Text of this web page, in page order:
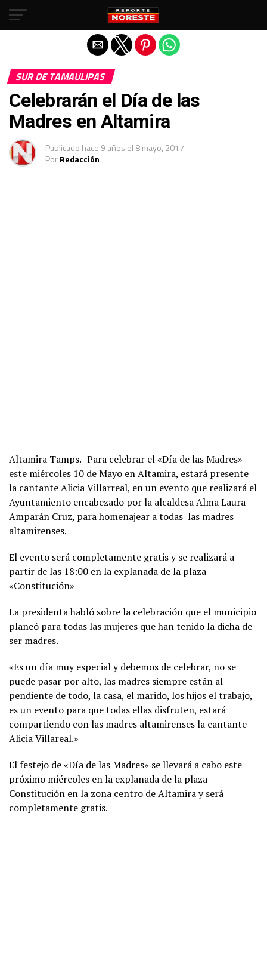
SUR DE TAMAULIPAS
Celebrarán el Día de las
Madres en Altamira
Publicado hace 9 años el 8 mayo, 2017
PorRedacción
Altamira Tamps.- Para celebrar el «Día de las Madres»
este miércoles 10 de Mayo en Altamira, estará presente
la cantante Alicia Villarreal, en un evento que realizará el
Ayuntamiento encabezado por la alcaldesa Alma Laura
Amparán Cruz, para homenajear a todas las madres
altamirenses.
El evento será completamente gratis y se realizará a
partir de las 18:00 en la explanada de la plaza
«Constitución»
La presidenta habló sobre la celebración que el municipio
planeó para todas las mujeres que han tenido la dicha de
ser madres.
«Es un día muy especial y debemos de celebrar, no se
puede pasar por alto, las madres siempre están al
pendiente de todo, la casa, el marido, los hijos el trabajo,
es un evento para que todas ellas disfruten, estará
compartiendo con las madres altamirenses la cantante
Alicia Villareal.»
El festejo de «Día de las Madres» se llevará a cabo este
próximo miércoles en la explanada de la plaza
Constitución en la zona centro de Altamira y será
completamente gratis.
Salir de la versión móvil